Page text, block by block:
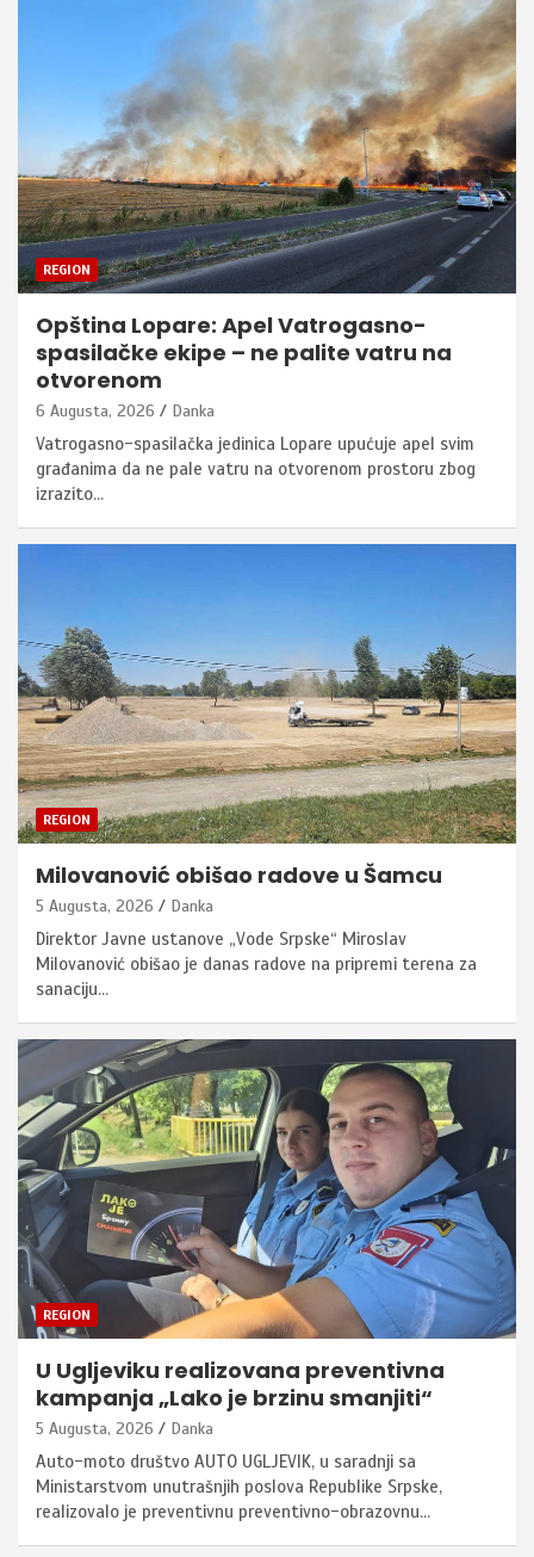
REGION
Opština Lopare: Apel Vatrogasno-
spasilačke ekipe – ne palite vatru na
otvorenom
6 Augusta, 2026 Danka
Vatrogasno-spasilačka jedinica Lopare upućuje apel svim
građanima da ne pale vatru na otvorenom prostoru zbog
izrazito…
REGION
Milovanović obišao radove u Šamcu
5 Augusta, 2026 Danka
Direktor Javne ustanove „Vode Srpske“ Miroslav
Milovanović obišao je danas radove na pripremi terena za
sanaciju…
REGION
U Ugljeviku realizovana preventivna
kampanja „Lako je brzinu smanjiti“
5 Augusta, 2026 Danka
Auto-moto društvo AUTO UGLJEVIK, u saradnji sa
Ministarstvom unutrašnjih poslova Republike Srpske,
realizovalo je preventivnu preventivno-obrazovnu…